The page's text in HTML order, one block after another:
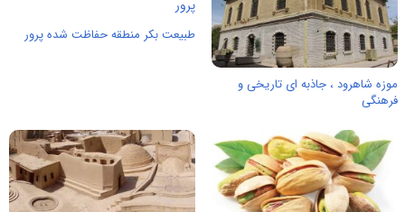
موزه شاهرود ، جاذبه ای تاریخی و
فرهنگی
طبیعت بکر منطقه حفاظت شده پرور